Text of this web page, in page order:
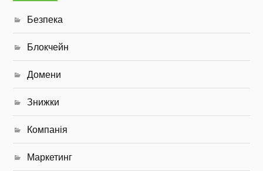
Безпека
Блокчейн
Домени
Знижки
Компанія
Маркетинг